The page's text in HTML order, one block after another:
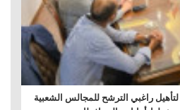
راغبي الترشح للمجالس الشعبية